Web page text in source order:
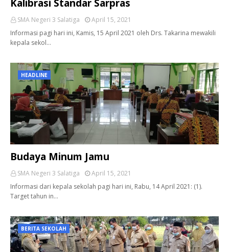
Kalibrasi Standar Sarpras
SMA Negeri 3 Salatiga
April 15, 2021
Informasi pagi hari ini, Kamis, 15 April 2021 oleh Drs. Takarina mewakili
kepala sekol…
HEADLINE
Budaya Minum Jamu
SMA Negeri 3 Salatiga
April 15, 2021
Informasi dari kepala sekolah pagi hari ini, Rabu, 14 April 2021: (1).
Target tahun in…
BERITA SEKOLAH